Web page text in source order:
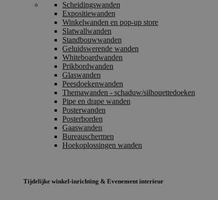
Scheidingswanden
Expositiewanden
Winkelwanden en pop-up store
Slatwallwanden
Standbouwwanden
Geluidswerende wanden
Whiteboardwanden
Prikbordwanden
Glaswanden
Peesdoekenwanden
Themawanden - schaduw/silhouettedoeken
Pipe en drape wanden
Posterwanden
Posterborden
Gaaswanden
Bureauschermen
Hoekoplossingen wanden
Tijdelijke winkel-inrichting & Evenement interieur